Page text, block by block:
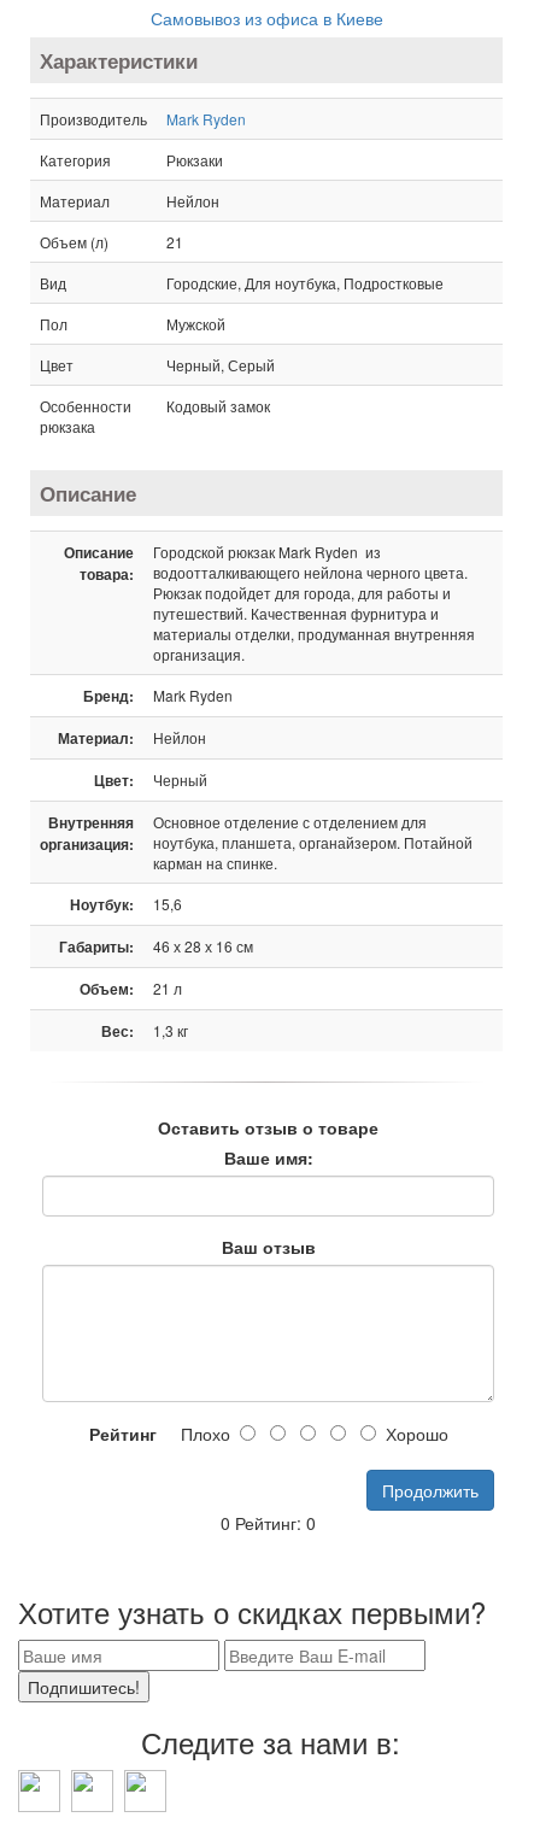
Самовывоз из офиса в Киеве
Характеристики
Производитель
Mark Ryden
Категория
Рюкзаки
Материал
Нейлон
Объем (л)
21
Вид
Городские, Для ноутбука, Подростковые
Пол
Мужской
Цвет
Черный, Серый
Особенности
рюкзака
Кодовый замок
Описание
Описание
товара:
Городской рюкзак Mark Ryden из
водоотталкивающего нейлона черного цвета.
Рюкзак подойдет для города, для работы и
путешествий. Качественная фурнитура и
материалы отделки, продуманная внутренняя
организация.
Бренд: Mark Ryden
Материал: Нейлон
Цвет: Черный
Внутренняя
организация:
Основное отделение с отделением для
ноутбука, планшета, органайзером. Потайной
карман на спинке.
Ноутбук: 15,6
Габариты: 46 х 28 х 16 см
Объем: 21 л
Вес: 1,3 кг
Оставить отзыв о товаре
Ваше имя:
Ваш отзыв
РейтингПлохо Хорошо
Продолжить
0 Рейтинг: 0
Хотите узнать о скидках первыми?
Подпишитесь!
Следите за нами в: